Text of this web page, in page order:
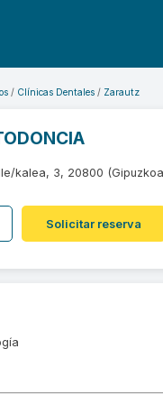
Clínicas Dentales Zarautz
kalea, 3, 20800
Solicitar reserva